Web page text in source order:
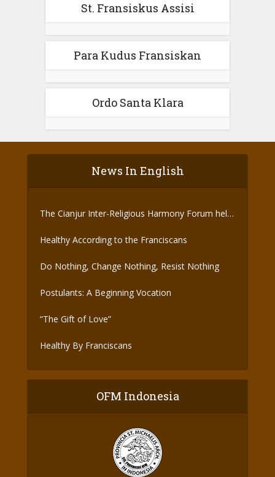
St. Fransiskus Assisi
Para Kudus Fransiskan
Ordo Santa Klara
News In English
The Cianjur Inter-Religious Harmony Forum held
Healthy According to the Franciscans
Do Nothing, Change Nothing, Resist Nothing
Postulants: A Beginning Vocation
“The Gift of Love”
Healthy By Franciscans
OFM Indonesia